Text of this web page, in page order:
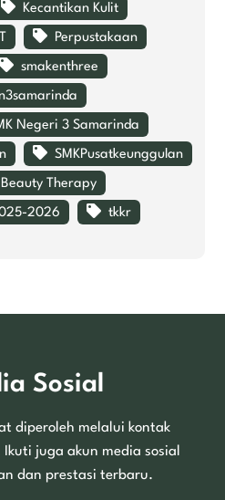
Kecantikan Kulit
Perpustakaan
smakenthree
Negeri 3 Samarinda
SMKPusatkeunggulan
Therapy
2026 tkkr
Sosial
diperoleh melalui kontak
juga akun media sosial
dan prestasi terbaru.